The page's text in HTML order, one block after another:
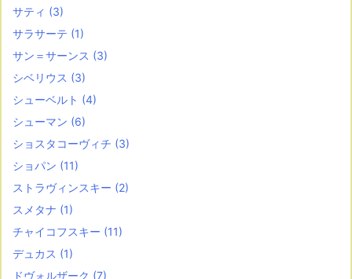
サティ (3)
サラサーテ (1)
サン＝サーンス (3)
シベリウス (3)
シューベルト (4)
シューマン (6)
ショスタコーヴィチ (3)
ショパン (11)
ストラヴィンスキー (2)
スメタナ (1)
チャイコフスキー (11)
デュカス (1)
ドヴォルザーク (7)